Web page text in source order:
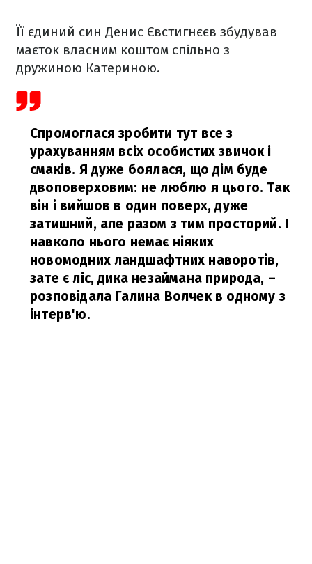
Її єдиний син Денис Євстигнєєв збудував
маєток власним коштом спільно з
дружиною Катериною.
Спромоглася зробити тут все з
урахуванням всіх особистих звичок і
смаків. Я дуже боялася, що дім буде
двоповерховим: не люблю я цього. Так
він і вийшов в один поверх, дуже
затишний, але разом з тим просторий. І
навколо нього немає ніяких
новомодних ландшафтних наворотів,
зате є ліс, дика незаймана природа, –
розповідала Галина Волчек в одному з
інтерв'ю.